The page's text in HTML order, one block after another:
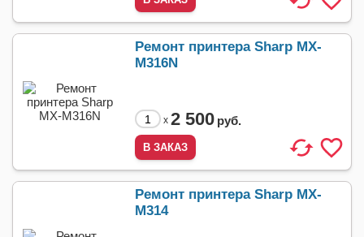
Ремонт принтера Sharp MX-
M316N
x 2 500 руб.
Ремонт принтера Sharp MX-
M314